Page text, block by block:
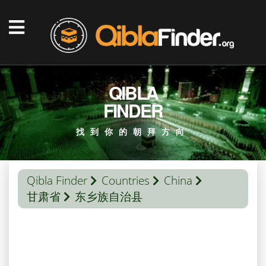
QIBLA
FINDER
找到你的朝拜方向
Qibla Finder Countries
China
甘肃省
东乡族自治县